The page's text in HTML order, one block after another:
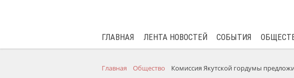
ГЛАВНАЯ ЛЕНТА НОВОСТЕЙ СОБЫТИЯ
Главная Общество Комиссия Якутской гордумы